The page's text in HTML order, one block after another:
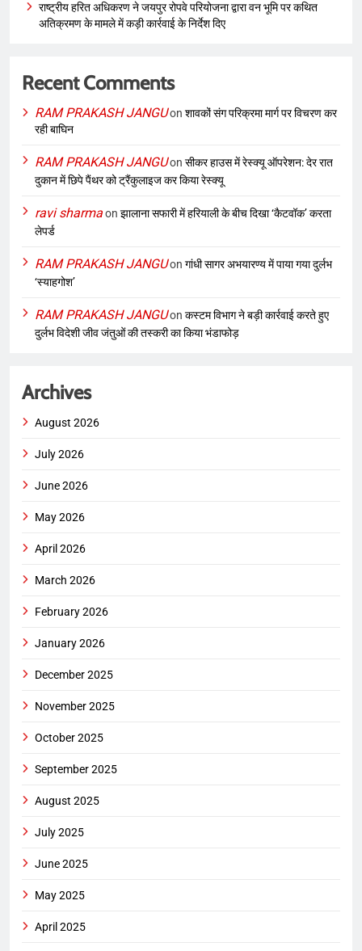
राष्ट्रीय हरित अधिकरण ने जयपुर रोपवे परियोजना द्वारा वन भूमि पर कथित
अतिक्रमण के मामले में कड़ी कार्रवाई के निर्देश दिए
Recent Comments
RAM PRAKASH JANGUon शावकों संग परिक्रमा मार्ग पर विचरण कर
रही बाघिन
RAM PRAKASH JANGUon सीकर हाउस में रेस्क्यू ऑपरेशन: देर रात
दुकान में छिपे पैंथर को ट्रैंकुलाइज कर किया रेस्क्यू
ravi sharmaon झालाना सफारी में हरियाली के बीच दिखा ‘कैटवॉक’ करता
लेपर्ड
RAM PRAKASH JANGUon गांधी सागर अभयारण्य में पाया गया दुर्लभ
‘स्याहगोश’
RAM PRAKASH JANGUon कस्टम विभाग ने बड़ी कार्रवाई करते हुए
दुर्लभ विदेशी जीव जंतुओं की तस्करी का किया भंडाफोड़
Archives
August 2026
July 2026
June 2026
May 2026
April 2026
March 2026
February 2026
January 2026
December 2025
November 2025
October 2025
September 2025
August 2025
July 2025
June 2025
May 2025
April 2025